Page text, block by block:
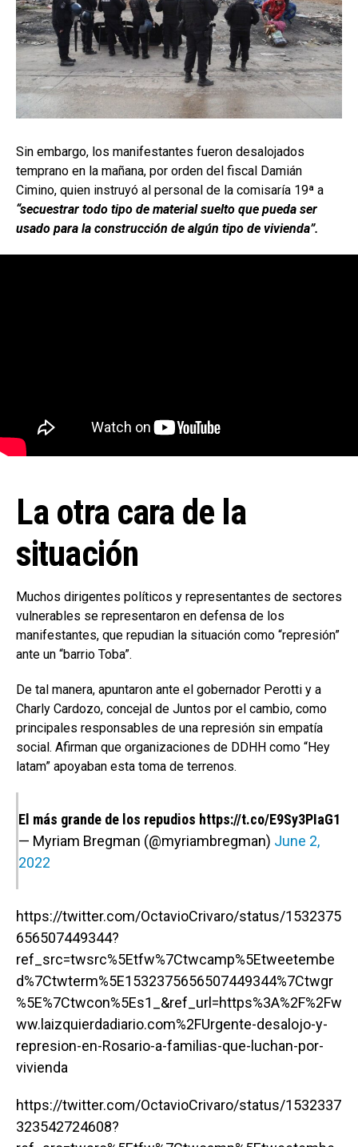
Sin embargo, los manifestantes fueron desalojados
temprano en la mañana, por orden del fiscal Damián
Cimino, quien instruyó al personal de la comisaría 19ª a
“secuestrar todo tipo de material suelto que pueda ser
usado para la construcción de algún tipo de vivienda”.
La otra cara de la
situación
Muchos dirigentes políticos y representantes de sectores
vulnerables se representaron en defensa de los
manifestantes, que repudian la situación como “represión”
ante un “barrio Toba”.
De tal manera, apuntaron ante el gobernador Perotti y a
Charly Cardozo, concejal de Juntos por el cambio, como
principales responsables de una represión sin empatía
social. Afirman que organizaciones de DDHH como “Hey
latam” apoyaban esta toma de terrenos.
El más grande de los repudios https://t.co/E9Sy3PIaG1
— Myriam Bregman (@myriambregman) June 2,
2022
https://twitter.com/OctavioCrivaro/status/1532375
656507449344?
ref_src=twsrc%5Etfw%7Ctwcamp%5Etweetembe
d%7Ctwterm%5E1532375656507449344%7Ctwgr
%5E%7Ctwcon%5Es1_&ref_url=https%3A%2F%2Fw
ww.laizquierdadiario.com%2FUrgente-desalojo-y-
represion-en-Rosario-a-familias-que-luchan-por-
vivienda
https://twitter.com/OctavioCrivaro/status/1532337
323542724608?